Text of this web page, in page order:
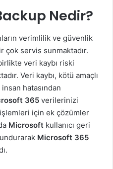
Nedir?
verimlilik ve güvenlik
çok servis sunmaktadır.
veri kaybı riski
Veri kaybı, kötü amaçlı
hatasından
365 verilerinizi
için ek çözümler
Microsoft kullanıcı geri
Microsoft 365